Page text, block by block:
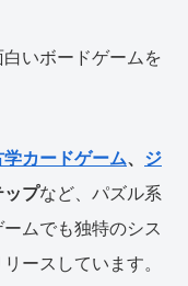
いボードゲームを
カードゲーム、 ジ
プなど、パズル系
ムでも独特のシス
ースしています。